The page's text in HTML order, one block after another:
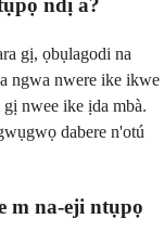
ndị a?
gị, ọbụlagodi na
ngwa nwere ike ikwe
nwee ike ịda mbà.
dabere n'otú
m na-eji ntụpọ